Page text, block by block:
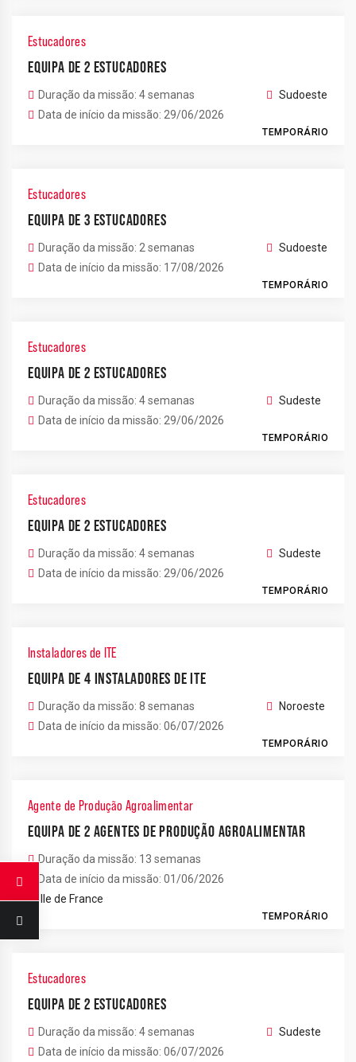
Estucadores
EQUIPA DE 2 ESTUCADORES
Duração da missão: 4 semanas
Data de início da missão: 29/06/2026
Sudoeste
TEMPORÁRIO
Estucadores
EQUIPA DE 3 ESTUCADORES
Duração da missão: 2 semanas
Data de início da missão: 17/08/2026
Sudoeste
TEMPORÁRIO
Estucadores
EQUIPA DE 2 ESTUCADORES
Duração da missão: 4 semanas
Data de início da missão: 29/06/2026
Sudeste
TEMPORÁRIO
Estucadores
EQUIPA DE 2 ESTUCADORES
Duração da missão: 4 semanas
Data de início da missão: 29/06/2026
Sudeste
TEMPORÁRIO
Instaladores de ITE
EQUIPA DE 4 INSTALADORES DE ITE
Duração da missão: 8 semanas
Data de início da missão: 06/07/2026
Noroeste
TEMPORÁRIO
Agente de Produção Agroalimentar
EQUIPA DE 2 AGENTES DE PRODUÇÃO AGROALIMENTAR
Duração da missão: 13 semanas
Data de início da missão: 01/06/2026
Ile de France
TEMPORÁRIO
Estucadores
EQUIPA DE 2 ESTUCADORES
Duração da missão: 4 semanas
Data de início da missão: 06/07/2026
Sudeste
4
2